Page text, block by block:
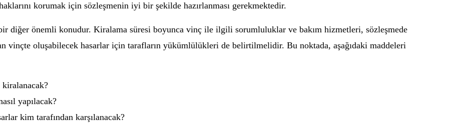
korumak için sözleşmenin iyi bir şekilde hazırlanması gerekmektedir.
diğer önemli konudur. Kiralama süresi boyunca vinç ile ilgili sorumluluklar ve bakım hizmetleri, sözleşmede
vinçte oluşabilecek hasarlar için tarafların yükümlülükleri de belirtilmelidir. Bu noktada, aşağıdaki maddeleri
yapılacak?
kim tarafından karşılanacak?